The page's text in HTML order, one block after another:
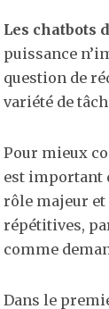
Les chatbots
puissance
question de
variété de
Pour mieux
est important
rôle majeur et
répétitives,
comme
Dans le